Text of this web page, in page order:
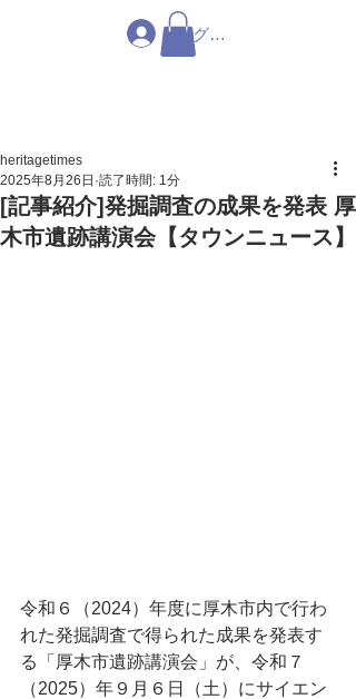
ログイン
[記事紹介]発掘調査の成果を発表 厚
木市遺跡講演会【タウンニュース】
heritagetimes
2025年8月26日 読了時間: 1分
令和６（2024）年度に厚木市内で行わ
れた発掘調査で得られた成果を発表す
る「厚木市遺跡講演会」が、令和７
（2025）年９月６日（土）にサイエン